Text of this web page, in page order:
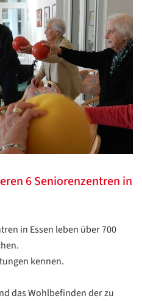
6 Seniorenzentren in
in Essen leben über 700
kennen.
das Wohlbefinden der zu